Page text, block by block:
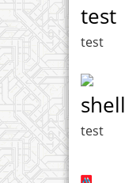
test
test
test